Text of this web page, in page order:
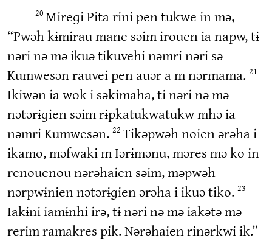
20 Mɨreɡi Pita rɨni pen tukwe in mə,
“Pwəh kɨmirau mane səim irouen ia napw, tɨ
nəri nə mə ikuə tikuvehi nəmri nəri sə
Kumwesən rauvei pen auər a m nərmama. 21
Ikiwən ia wok i səkɨmaha, tɨ nəri nə mə
nətərɨɡien səim rɨpkatukwatukw mhə ia
nəmri Kumwesən. 22 Tikəpwəh noien ərəha i
ikamo, məfwaki m Iərɨmənu, məres mə ko in
renouenou nərəhaien səim, məpwəh
nərpwɨnien nətərɨɡien ərəha i ikuə tiko. 23
Iakɨni iamɨnhi irə, tɨ nəri nə mə iakətə mə
rerɨm ramakres pɨk. Nərəhaien rɨnərkwi ik.”